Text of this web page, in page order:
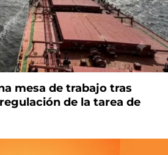
mesa de trabajo tras
de la tarea de